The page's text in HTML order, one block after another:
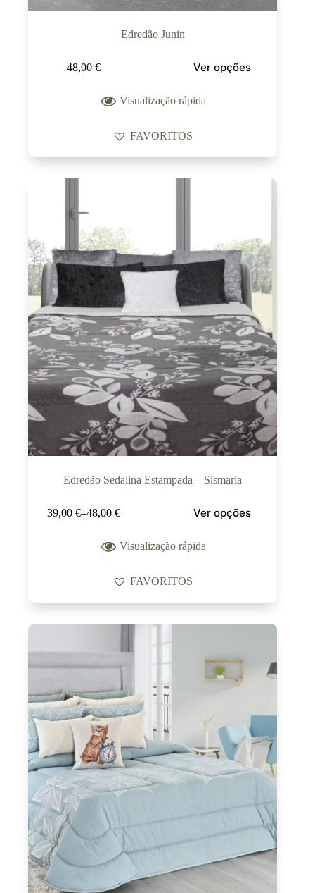
Edredão Junin
48,00 € Ver opções
Visualização rápida
FAVORITOS
Edredão Sedalina Estampada – Sismaria
39,00 €–48,00 € Ver opções
Visualização rápida
FAVORITOS